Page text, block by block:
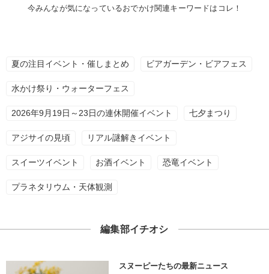
今みんなが気になっているおでかけ関連キーワードはコレ！
夏の注目イベント・催しまとめ ビアガーデン・ビアフェス
水かけ祭り・ウォーターフェス
2026年9月19日～23日の連休開催イベント 七夕まつり
アジサイの見頃 リアル謎解きイベント
スイーツイベント お酒イベント 恐竜イベント
プラネタリウム・天体観測
編集部イチオシ
スヌーピーたちの最新ニュース